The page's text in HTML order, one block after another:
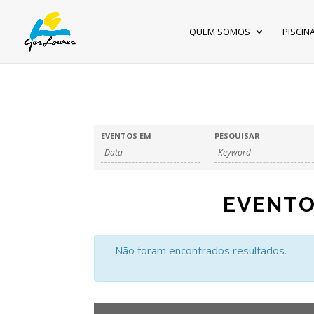
QUEM SOMOS
EVENTOS EM PESQUISAR
Não foram encontrados resultados.
NAVEGAÇÃO